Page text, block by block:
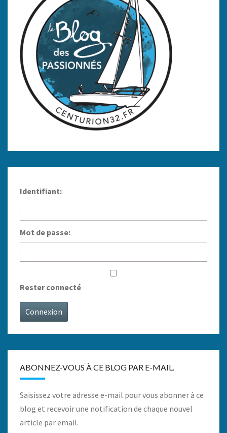
Identifiant:
Mot de passe:
Rester connecté
Connexion
ABONNEZ-VOUS À CE BLOG PAR E-MAIL.
Saisissez votre adresse e-mail pour vous abonner à ce
blog et recevoir une notification de chaque nouvel
article par email.